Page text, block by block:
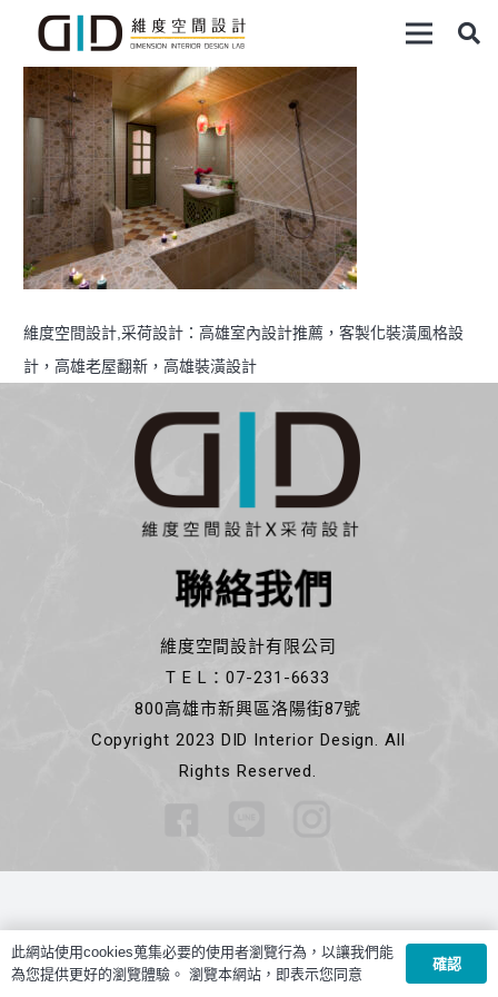
維度空間設計,采荷設計：高雄室內設計推薦，客製化裝潢風格設
計，高雄老屋翻新，高雄裝潢設計
聯絡我們
維度空間設計有限公司
T E L：07-231-6633
800高雄市新興區洛陽街87號
Copyright 2023 DID Interior Design. All
Rights Reserved.
此網站使用cookies蒐集必要的使用者瀏覽行為，以讓我們能
為您提供更好的瀏覽體驗。 瀏覽本網站，即表示您同意
確認